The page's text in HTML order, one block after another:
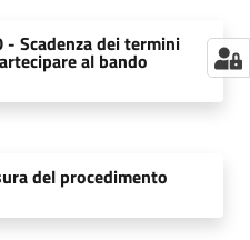
- Scadenza dei termini
al bando
del procedimento